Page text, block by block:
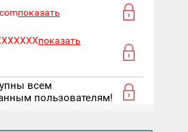
показать
показать
всем
пользователям!